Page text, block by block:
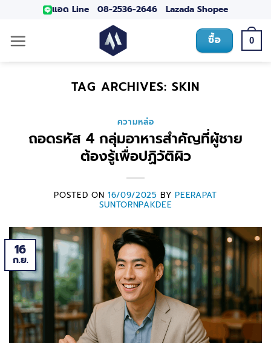
แอด Line 08-2536-2646 Lazada Shopee
ซื้อ 0
TAG ARCHIVES: SKIN
ความหล่อ
ถอดรหัส 4 กลุ่มอาหารสำคัญที่ผู้ชาย
ต้องรู้เพื่อปฏิวัติผิว
POSTED ON 16/09/2025 BYPEERAPAT
SUNTORNPAKDEE
16
ก.ย.